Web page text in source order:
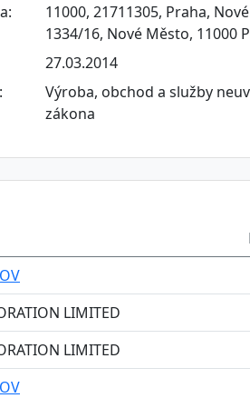
11000, 21711305, Praha,
1334/16, Nové Město, 11000
27.03.2014
Výroba, obchod a služby
zákona
LIMITED
LIMITED